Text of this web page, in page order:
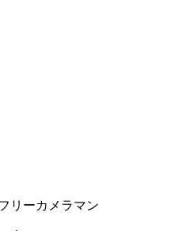
リーカメラマン